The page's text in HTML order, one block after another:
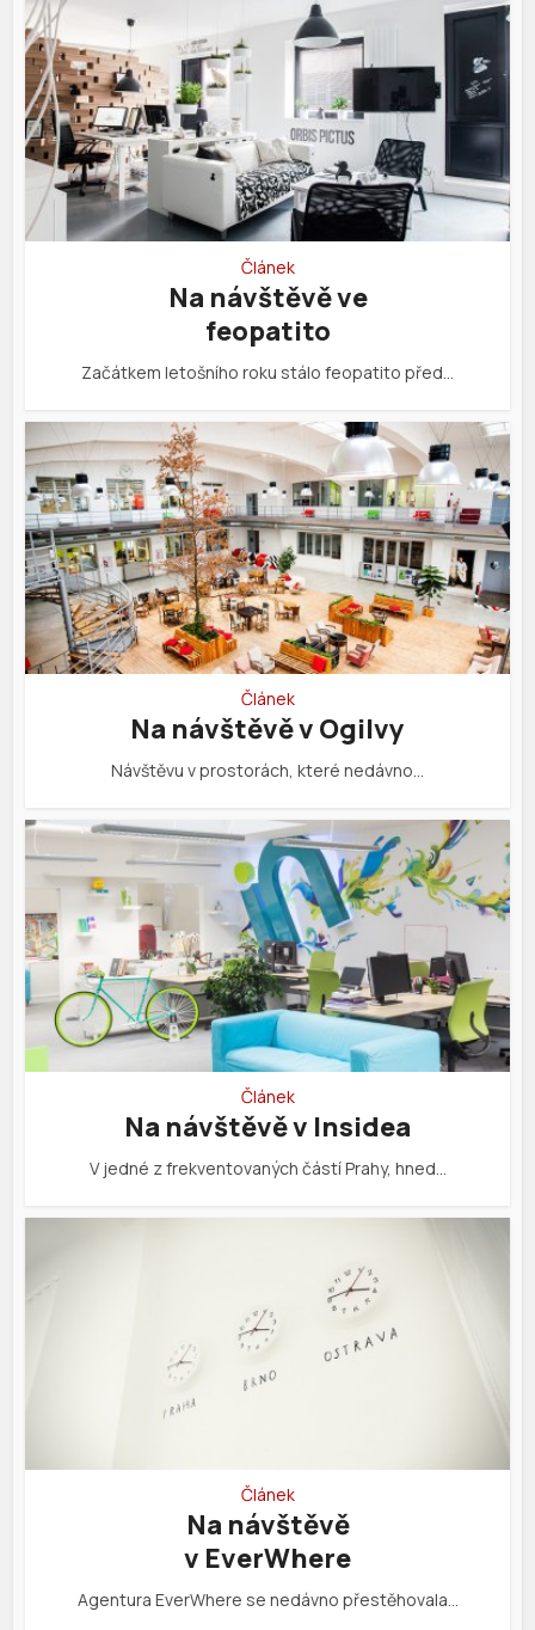
Článek
Na návštěvě ve
feopatito
Začátkem letošního roku stálo feopatito před…
Článek
Na návštěvě v Ogilvy
Návštěvu v prostorách, které nedávno…
Článek
Na návštěvě v Insidea
V jedné z frekventovaných částí Prahy, hned…
Článek
Na návštěvě
v EverWhere
Agentura EverWhere se nedávno přestěhovala…